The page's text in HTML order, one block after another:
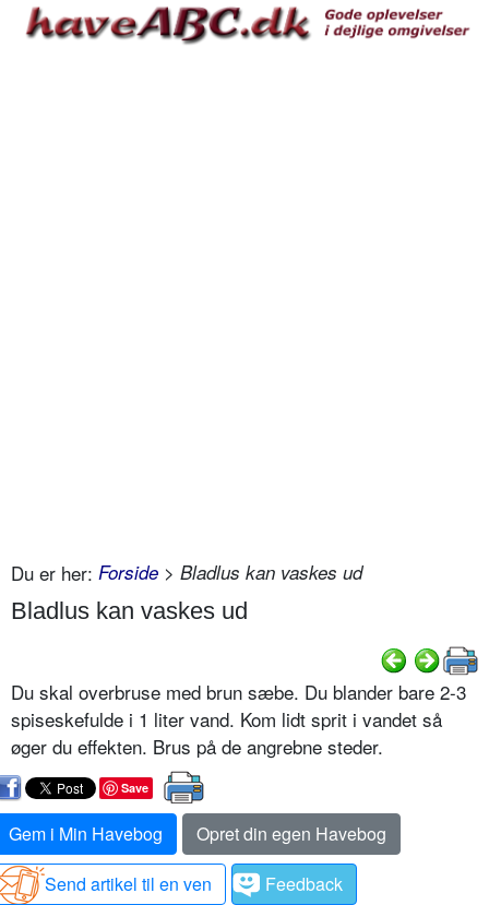
Du er her: Forside > Bladlus kan vaskes ud
Bladlus kan vaskes ud
Du skal overbruse med brun sæbe. Du blander bare 2-3
spiseskefulde i 1 liter vand. Kom lidt sprit i vandet så
øger du effekten. Brus på de angrebne steder.
Save
Gem i Min Havebog
Opret din egen Havebog
Send artikel til en ven
Feedback